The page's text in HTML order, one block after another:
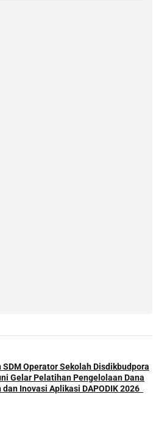
Operator Sekolah Disdikbudpora
Gelar Pelatihan Pengelolaan Dana